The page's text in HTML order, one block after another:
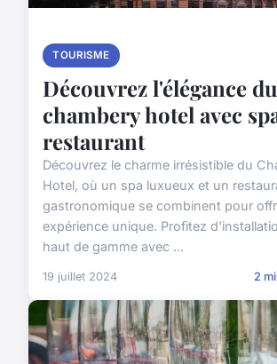
TOURISME
Découvrez l'élégance du
chambery hotel avec
restaurant
Découvrez le charme irrésistible du
Hotel, où un spa luxueux et un
gastronomique se combinent pour
expérience unique. Profitez
haut de gamme avec ...
19 juillet 2024 2